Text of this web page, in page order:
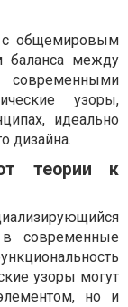
с общемировым
баланса между
узоры,
идеально
дизайна.
теории к
современные
узоры могут
но и